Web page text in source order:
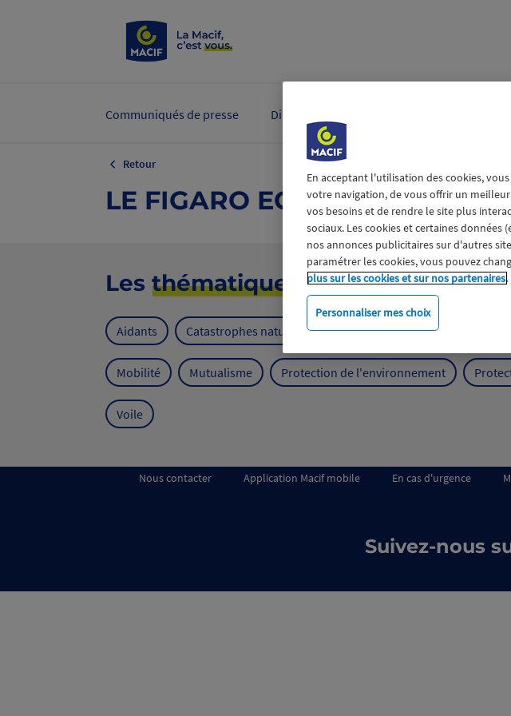
Communiqués de presse Dirigeants et experts
Retour
LE FIGARO ECONOMIE
Les thématiques
Aidants Catastrophes naturelles Climat Engagement
Mobilité Mutualisme Protection de l'environnement
Voile
Nous contacter Application Macif mobile En cas d'urgence
Suivez-nous
En acceptant l'utilisation des cookies,
votre navigation, de vous offrir un
vos besoins et de rendre le site plus
sociaux. Les cookies et certaines
nos annonces publicitaires sur d'autres
paramétrer les cookies, vous pouvez
plus sur les cookies et sur nos partenaires.
Personnaliser mes choix